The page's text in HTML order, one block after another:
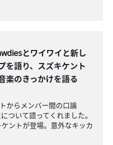
とワイワイと新し
を語り、スズキケント
楽のきっかけを語る
からメンバー間の口論
ついて語ってくれました。
ントが登場。意外なキッカ